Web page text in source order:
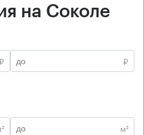
на Соколе
₽
м²